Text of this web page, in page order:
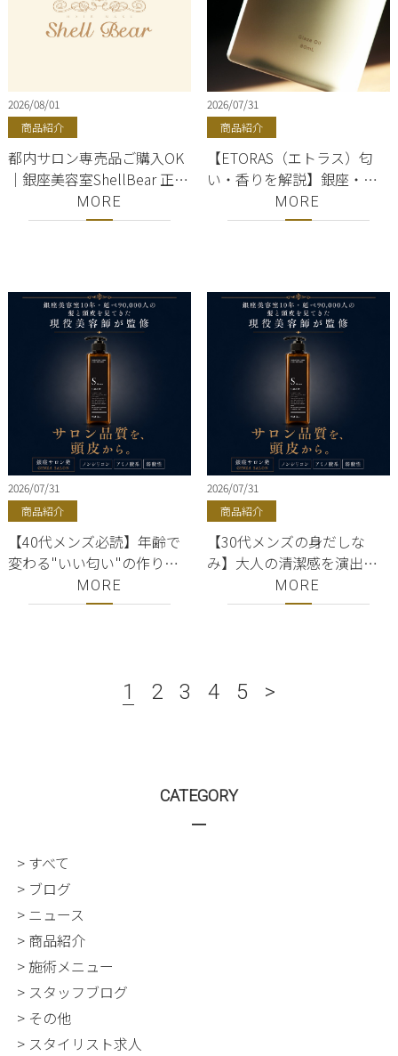
2026/08/01
商品紹介
都内サロン専売品ご購入OK
｜銀座美容室ShellBear 正規
販売サロンMORE
2026/07/31
商品紹介
【ETORAS（エトラス）匂
い・香りを解説】銀座・有
楽町・東京駅｜バーム・ワ
ックス・クリーム・オイル
MORE
2026/07/31
商品紹介
【40代メンズ必読】年齢で
変わる"いい匂い"の作り方
｜現役女性美容師が教える
サロン品質メンズシャンプ
MORE
2026/07/31
商品紹介
【30代メンズの身だしな
み】大人の清潔感を演出す
るいい匂いシャンプー｜現
役女性美容師が選ぶサロン
MORE
1 2 3 4 5 >
CATEGORY
> すべて
> ブログ
> ニュース
> 商品紹介
> 施術メニュー
> スタッフブログ
> その他
> スタイリスト求人